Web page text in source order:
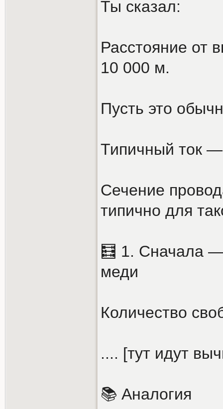
Ты сказал:
Расстояние от
10 000 м.
Пусть это
Типичный ток
Сечение
типично для
🧮 1. Сначала —
меди
Количество
.... [тут идут
📚 Аналогия